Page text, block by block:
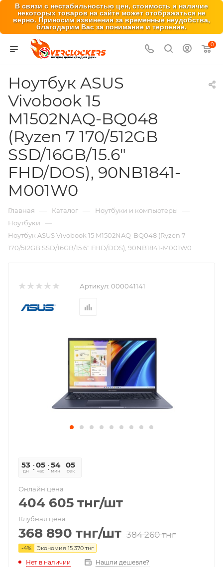
В связи с нестабильностью цен, стоимость и наличие
некоторых товаров на сайте может отображаться не
верно. Приносим извинения за временные неудобства,
благодарим Вас за понимание и терпение.
0
Ноутбук ASUS
Vivobook 15
M1502NAQ-BQ048
(Ryzen 7 170/512GB
SSD/16GB/15.6"
FHD/DOS), 90NB1841-
M001W0
Главная — Каталог — Ноутбуки и компьютеры —
Ноутбуки —
Ноутбук ASUS Vivobook 15 M1502NAQ-BQ048 (Ryzen 7
170/512GB SSD/16GB/15.6" FHD/DOS), 90NB1841-M001W0
Артикул: 000041141
53
дн
05
час
54
мин
04
сек
Онлайн цена
404 605 тнг/шт
Клубная цена
368 890 тнг/шт 384 260тнг
-4% Экономия 15 370 тнг
Нет в наличии Нашли дешевле?